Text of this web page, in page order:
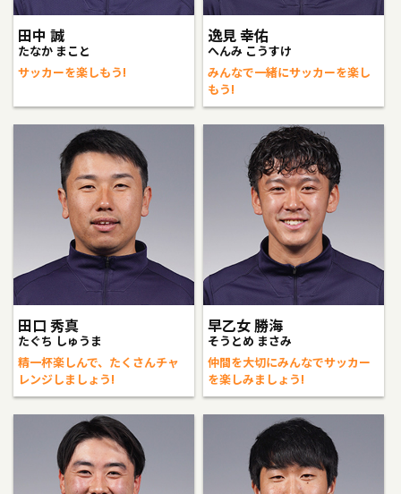
田中 誠
たなか まこと
サッカーを楽しもう!
逸見 幸佑
へんみ こうすけ
みんなで一緒にサッカーを楽し
もう!
田口 秀真
たぐち しゅうま
精一杯楽しんで、たくさんチャ
レンジしましょう!
早乙女 勝海
そうとめ まさみ
仲間を大切にみんなでサッカー
を楽しみましょう!